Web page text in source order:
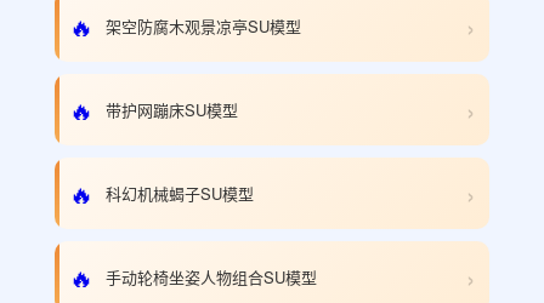
🔥 架空防腐木观景凉亭SU模型 ›
🔥 带护网蹦床SU模型 ›
🔥 科幻机械蝎子SU模型 ›
🔥 手动轮椅坐姿人物组合SU模型 ›